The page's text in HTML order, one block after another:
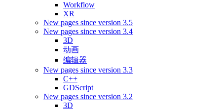
Workflow
XR
New pages since version 3.5
New pages since version 3.4
3D
动画
编辑器
New pages since version 3.3
C++
GDScript
New pages since version 3.2
3D